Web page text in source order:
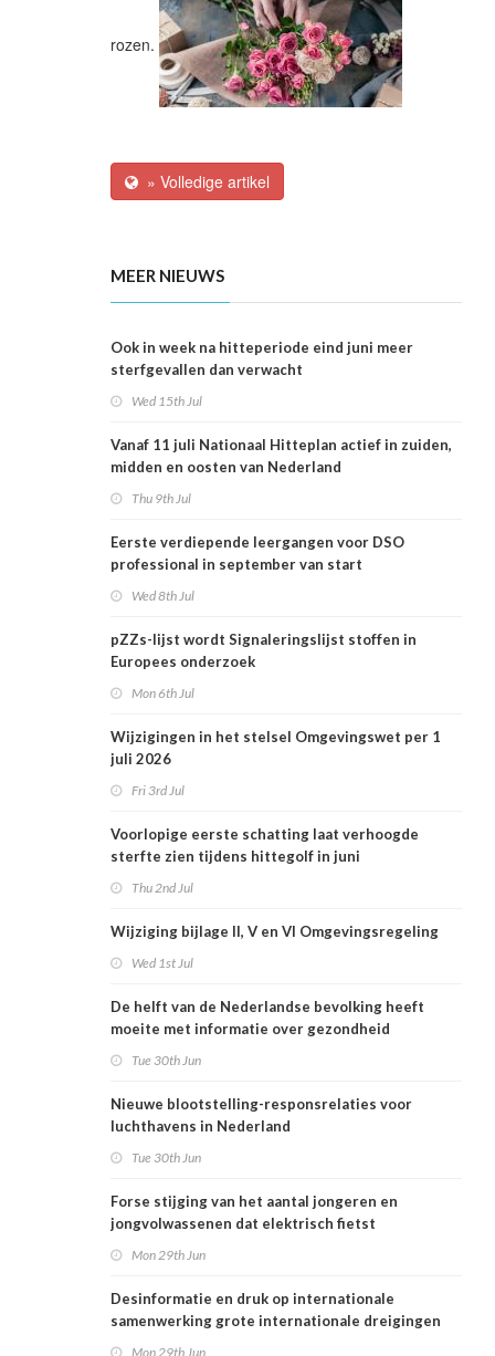
rozen.
» Volledige artikel
MEER NIEUWS
Ook in week na hitteperiode eind juni meer
sterfgevallen dan verwacht
Wed 15th Jul
Vanaf 11 juli Nationaal Hitteplan actief in zuiden,
midden en oosten van Nederland
Thu 9th Jul
Eerste verdiepende leergangen voor DSO
professional in september van start
Wed 8th Jul
pZZs-lijst wordt Signaleringslijst stoffen in
Europees onderzoek
Mon 6th Jul
Wijzigingen in het stelsel Omgevingswet per 1
juli 2026
Fri 3rd Jul
Voorlopige eerste schatting laat verhoogde
sterfte zien tijdens hittegolf in juni
Thu 2nd Jul
Wijziging bijlage II, V en VI Omgevingsregeling
Wed 1st Jul
De helft van de Nederlandse bevolking heeft
moeite met informatie over gezondheid
Tue 30th Jun
Nieuwe blootstelling-responsrelaties voor
luchthavens in Nederland
Tue 30th Jun
Forse stijging van het aantal jongeren en
jongvolwassenen dat elektrisch fietst
Mon 29th Jun
Desinformatie en druk op internationale
samenwerking grote internationale dreigingen
Mon 29th Jun